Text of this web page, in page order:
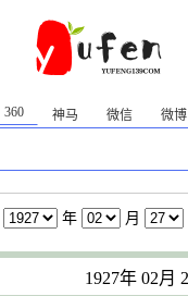
360 神马 微信 微博
年 月
1927年 02月